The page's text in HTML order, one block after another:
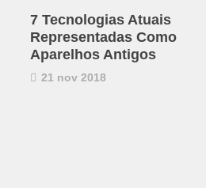
7 Tecnologias Atuais
Representadas Como
Aparelhos Antigos
21 nov 2018